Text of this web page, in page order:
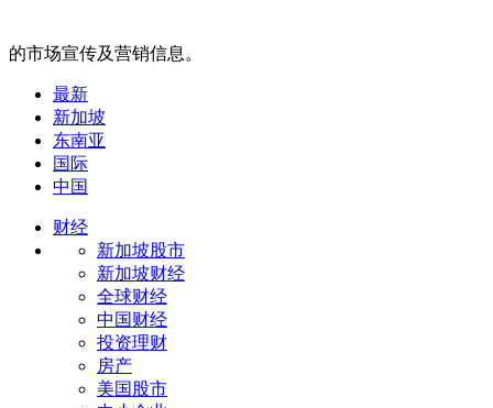
的市场宣传及营销信息。
最新
新加坡
东南亚
国际
中国
财经
新加坡股市
新加坡财经
全球财经
中国财经
投资理财
房产
美国股市